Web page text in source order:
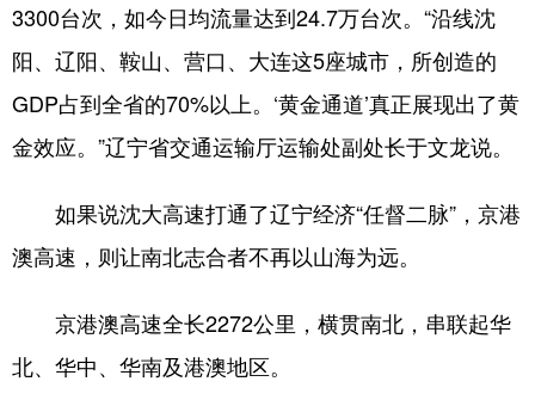
3300台次，如今日均流量达到24.7万台次。“沿线沈
阳、辽阳、鞍山、营口、大连这5座城市，所创造的
GDP占到全省的70%以上。‘黄金通道’真正展现出了黄
金效应。”辽宁省交通运输厅运输处副处长于文龙说。
如果说沈大高速打通了辽宁经济“任督二脉”，京港
澳高速，则让南北志合者不再以山海为远。
京港澳高速全长2272公里，横贯南北，串联起华
北、华中、华南及港澳地区。